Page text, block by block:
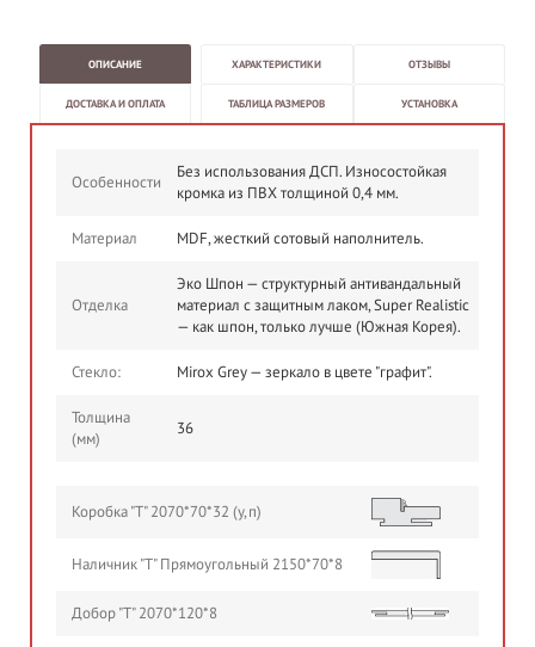
ОПИСАНИЕ ХАРАКТЕРИСТИКИ ОТЗЫВЫ
ДОСТАВКА И ОПЛАТА ТАБЛИЦА РАЗМЕРОВ УСТАНОВКА
Особенности
Без использования ДСП. Износостойкая
кромка из ПВХ толщиной 0,4 мм.
Материал MDF, жесткий сотовый наполнитель.
Отделка
Эко Шпон — структурный антивандальный
материал с защитным лаком, Super Realistic
— как шпон, только лучше (Южная Корея).
Стекло: Mirox Grey — зеркало в цвете "графит".
Толщина
(мм)
36
Коробка "Т" 2070*70*32 (у,п)
Наличник "Т" Прямоугольный 2150*70*8
Добор "Т" 2070*120*8